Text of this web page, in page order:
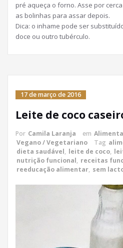
pré aqueça o forno. Asse por
as bolinhas para assar depois.
Dica: o inhame pode ser
doce ou outro tubérculo.
17 de março de 2016
Leite de coco
Por Camila Laranja em
Vegano / Vegetariano
Tag
dieta saudável, leite de coco,
nutrição funcional, receitas
reeducação alimentar, sem